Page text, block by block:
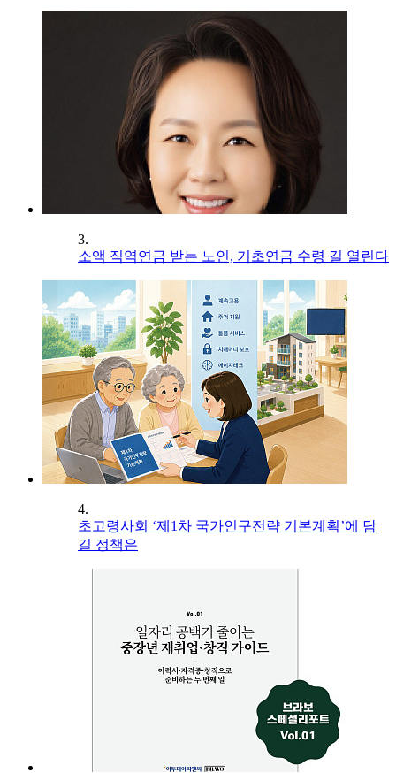
3.
소액 직역연금 받는 노인, 기초연금 수령 길 열린다
4.
초고령사회 ‘제1차 국가인구전략 기본계획’에 담
길 정책은